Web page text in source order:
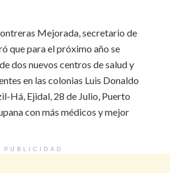
Mejorada, secretario de
que para el próximo año se
dos nuevos centros de salud y
en las colonias Luis Donaldo
Há, Ejidal, 28 de Julio, Puerto
con más médicos y mejor
PUBLICIDAD